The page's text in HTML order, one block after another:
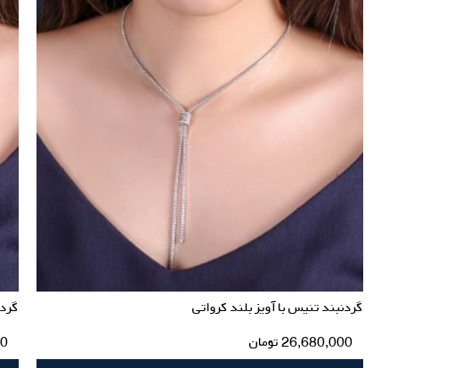
گردنبند تنیس با آویز بلند کرواتی
26,680,000تومان